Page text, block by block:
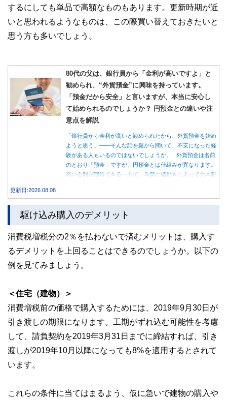
するにしても単品で高額なものもあります。更新時期が近
いと思われるようなものは、この際買い替えておきたいと
思う方も多いでしょう。
80代の父は、銀行員から「金利が高いですよ」と
勧められ、“外貨預金”に興味を持っています。
「預金だから安全」と言いますが、本当に安心し
て始められるのでしょうか？ 円預金との違いや注
意点を解説
「銀行員から金利が高いと勧められたから、外貨預金を始め
ようと思う」――そんな話を親から聞いて、不安になった経
験がある人もいるのではないでしょうか。 外貨預金は名前
のとおり「預金」ですが、円預金とは仕組みが異なります。
高い金利が期待できる一方で、為替の値動きによって元本割
更新日:2026.08.08
駆け込み購入のデメリット
消費税増税分の2％を払わないで済むメリットは、購入す
るデメリットを上回ることはできるのでしょうか。以下の
例を見てみましょう。
＜住宅（建物）＞
消費増税前の価格で購入するためには、2019年9月30日が
引き渡しの期限になります。工期がずれ込む可能性を考慮
して、請負契約を2019年3月31日までに締結すれば、引き
渡しが2019年10月以降になっても8%を適用するとされて
います。
これらの条件に当てはまるよう、仮に急いで建物の購入や